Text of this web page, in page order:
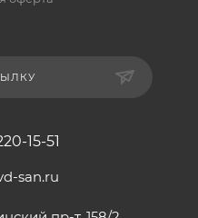
15-51
san.ru